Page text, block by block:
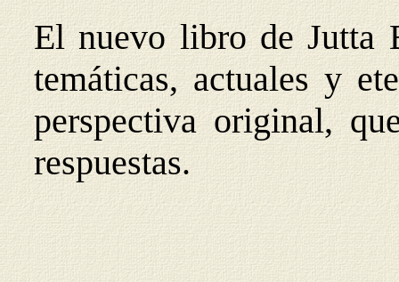
El nuevo libro de Jutta
temáticas, actuales y
perspectiva original,
respuestas.